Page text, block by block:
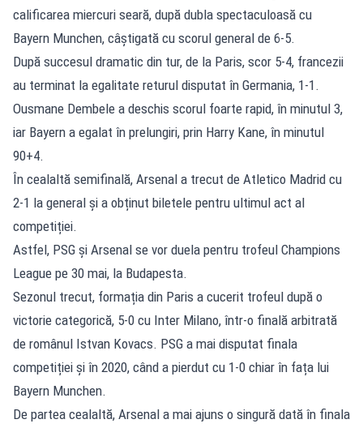
calificarea miercuri seară, după dubla spectaculoasă cu
Bayern Munchen, câștigată cu scorul general de 6-5.
După succesul dramatic din tur, de la Paris, scor 5-4, francezii
au terminat la egalitate returul disputat în Germania, 1-1.
Ousmane Dembele a deschis scorul foarte rapid, în minutul 3,
iar Bayern a egalat în prelungiri, prin Harry Kane, în minutul
90+4.
În cealaltă semifinală, Arsenal a trecut de Atletico Madrid cu
2-1 la general și a obținut biletele pentru ultimul act al
competiției.
Astfel, PSG și Arsenal se vor duela pentru trofeul Champions
League pe 30 mai, la Budapesta.
Sezonul trecut, formația din Paris a cucerit trofeul după o
victorie categorică, 5-0 cu Inter Milano, într-o finală arbitrată
de românul Istvan Kovacs. PSG a mai disputat finala
competiției și în 2020, când a pierdut cu 1-0 chiar în fața lui
Bayern Munchen.
De partea cealaltă, Arsenal a mai ajuns o singură dată în finala